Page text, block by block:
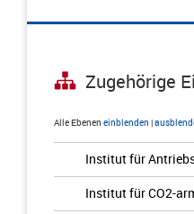
Zugehörige
Alle Ebenen einblenden |
Institut für
Institut für CO2-